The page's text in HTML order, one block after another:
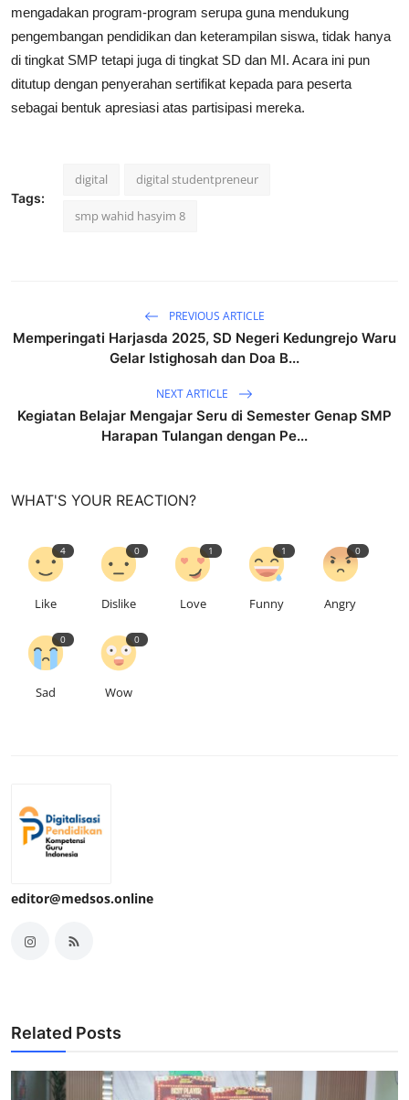
mengadakan program-program serupa guna mendukung
pengembangan pendidikan dan keterampilan siswa, tidak hanya
di tingkat SMP tetapi juga di tingkat SD dan MI. Acara ini pun
ditutup dengan penyerahan sertifikat kepada para peserta
sebagai bentuk apresiasi atas partisipasi mereka.
Tags:
digital digital studentpreneur
smp wahid hasyim 8
PREVIOUS ARTICLE
Memperingati Harjasda 2025, SD Negeri Kedungrejo Waru
Gelar Istighosah dan Doa B...
NEXT ARTICLE
Kegiatan Belajar Mengajar Seru di Semester Genap SMP
Harapan Tulangan dengan Pe...
WHAT'S YOUR REACTION?
4
Like
0
Dislike
1
Love
1
Funny
0
Angry
0
Sad
0
Wow
editor@medsos.online
Related Posts